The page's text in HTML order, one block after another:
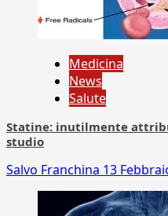
Medicina
News
Salute
Statine: inutilmente
studio
Salvo Franchina 13